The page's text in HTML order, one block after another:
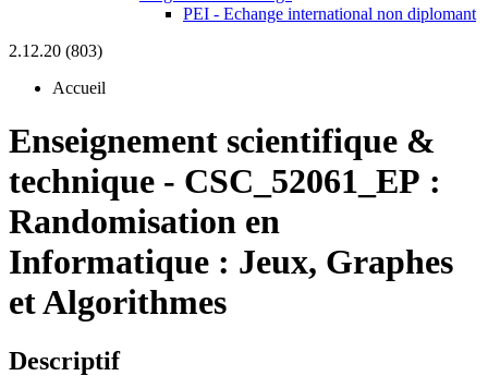
PEI - Echange international non diplomant
2.12.20 (803)
Accueil
Enseignement scientifique &
technique - CSC_52061_EP :
Randomisation en
Informatique : Jeux, Graphes
et Algorithmes
Descriptif